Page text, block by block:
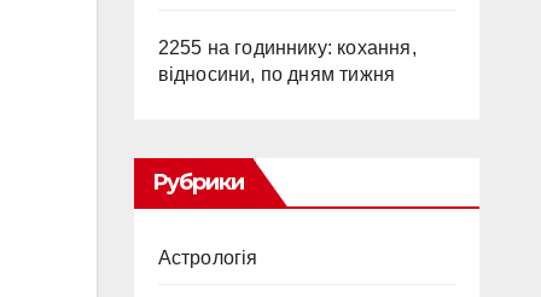
2255 на годиннику: кохання,
відносини, по дням тижня
Рубрики
Астрологія